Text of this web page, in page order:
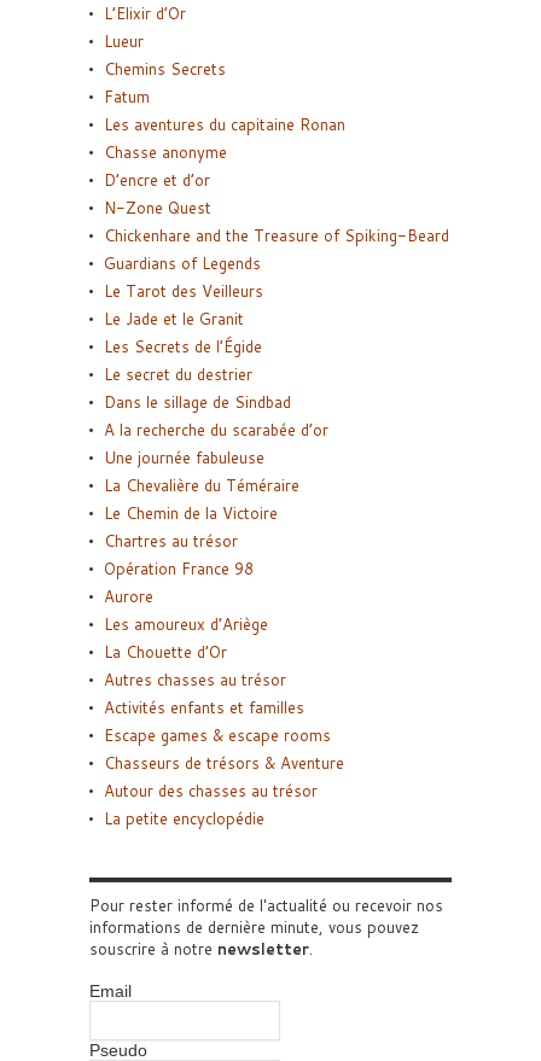
L’Elixir d’Or
Lueur
Chemins Secrets
Fatum
Les aventures du capitaine Ronan
Chasse anonyme
D’encre et d’or
N-Zone Quest
Chickenhare and the Treasure of Spiking-Beard
Guardians of Legends
Le Tarot des Veilleurs
Le Jade et le Granit
Les Secrets de l’Égide
Le secret du destrier
Dans le sillage de Sindbad
A la recherche du scarabée d’or
Une journée fabuleuse
La Chevalière du Téméraire
Le Chemin de la Victoire
Chartres au trésor
Opération France 98
Aurore
Les amoureux d’Ariège
La Chouette d’Or
Autres chasses au trésor
Activités enfants et familles
Escape games & escape rooms
Chasseurs de trésors & Aventure
Autour des chasses au trésor
La petite encyclopédie
Pour rester informé de l'actualité ou recevoir nos
informations de dernière minute, vous pouvez
souscrire à notre newsletter.
Email
Pseudo